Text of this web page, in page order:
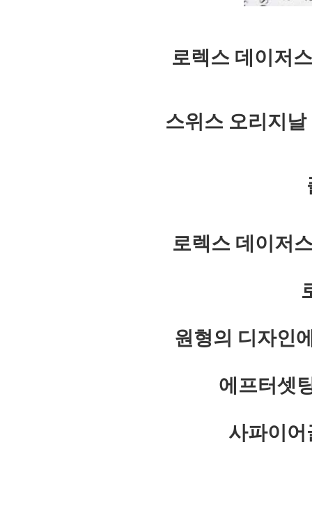
로렉스 데이저
스위스 오리지
로렉스 데이저
원형의 디자인
에프터셋
사파이